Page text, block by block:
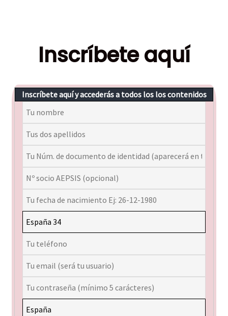
Inscríbete aquí
Inscríbete aquí y accederás a todos los los contenidos